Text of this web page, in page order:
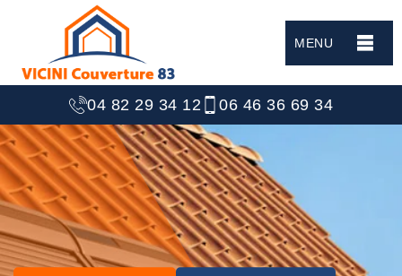
MENU
04 82 29 34 12 06 46 36 69 34